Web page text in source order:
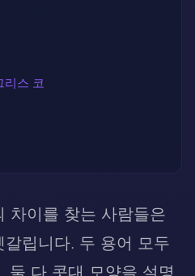
리스 코
차이를 찾는 사람들은
립니다. 두 용어 모두
둘 다 콧대 모양을 설명